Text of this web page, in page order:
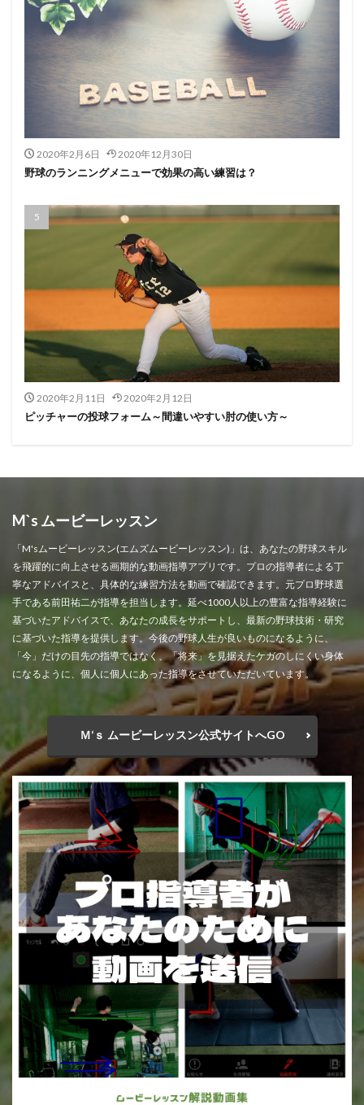
2020年2月6日 2020年12月30日
野球のランニングメニューで効果の高い練習は？
2020年2月11日 2020年2月12日
ピッチャーの投球フォーム～間違いやすい肘の使い方～
M`s ムービーレッスン
「M'sムービーレッスン(エムズムービーレッスン)」は、あなたの野球スキル
を飛躍的に向上させる画期的な動画指導アプリです。プロの指導者による丁
寧なアドバイスと、具体的な練習方法を動画で確認できます。元プロ野球選
手である前田祐二が指導を担当します。延べ1000人以上の豊富な指導経験に
基づいたアドバイスで、あなたの成長をサポートし、最新の野球技術・研究
に基づいた指導を提供します。今後の野球人生が良いものになるように、
「今」だけの目先の指導ではなく、「将来」を見据えたケガのしにくい身体
になるように、個人に個人にあった指導をさせていただいています。
Ｍ‘ｓ ムービーレッスン公式サイトへGO